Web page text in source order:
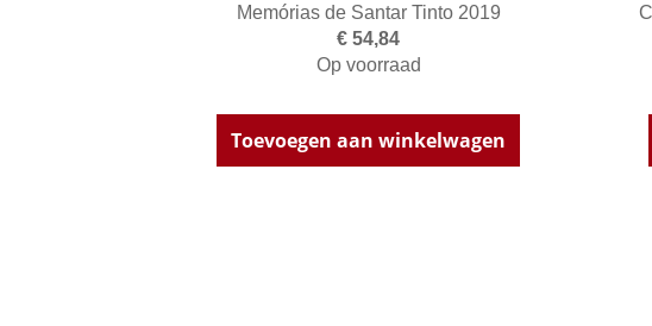
Memórias de Santar Tinto 2019
€ 54,84
Op voorraad
Toevoegen aan winkelwagen